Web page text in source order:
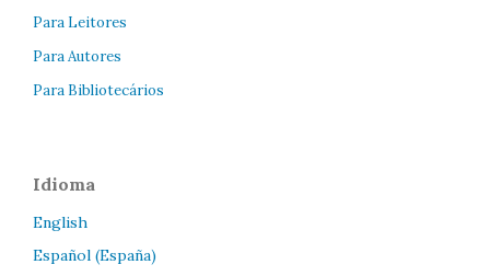
Para Leitores
Para Autores
Para Bibliotecários
Idioma
English
Español (España)